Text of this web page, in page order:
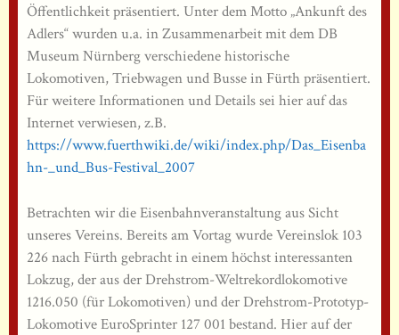
Öffentlichkeit präsentiert. Unter dem Motto „Ankunft des
Adlers“ wurden u.a. in Zusammenarbeit mit dem DB
Museum Nürnberg verschiedene historische
Lokomotiven, Triebwagen und Busse in Fürth präsentiert.
Für weitere Informationen und Details sei hier auf das
Internet verwiesen, z.B.
https://www.fuerthwiki.de/wiki/index.php/Das_Eisenba
hn-_und_Bus-Festival_2007
Betrachten wir die Eisenbahnveranstaltung aus Sicht
unseres Vereins. Bereits am Vortag wurde Vereinslok 103
226 nach Fürth gebracht in einem höchst interessanten
Lokzug, der aus der Drehstrom-Weltrekordlokomotive
1216.050 (für Lokomotiven) und der Drehstrom-Prototyp-
Lokomotive EuroSprinter 127 001 bestand. Hier auf der